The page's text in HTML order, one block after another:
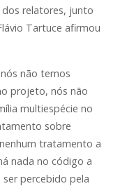
relatores, junto
Tartuce afirmou
não temos
projeto, nós não
multiespécie no
sobre
tratamento a
nada no código a
percebido pela